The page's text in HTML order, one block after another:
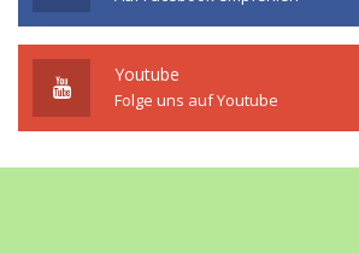
Youtube
Folge uns auf Youtube